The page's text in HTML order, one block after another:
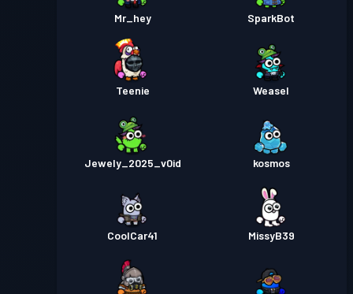
Mr_hey SparkBot
Teenie Weasel
Jewely_2025_v0id kosmos
CoolCar41 MissyB39